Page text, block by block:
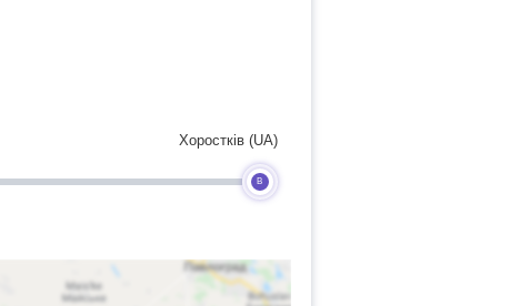
B
Хоростків (UA)